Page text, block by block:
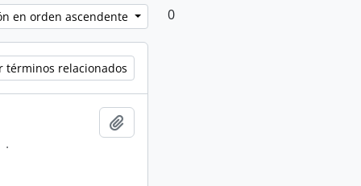
en orden ascendente
términos relacionados
·
0